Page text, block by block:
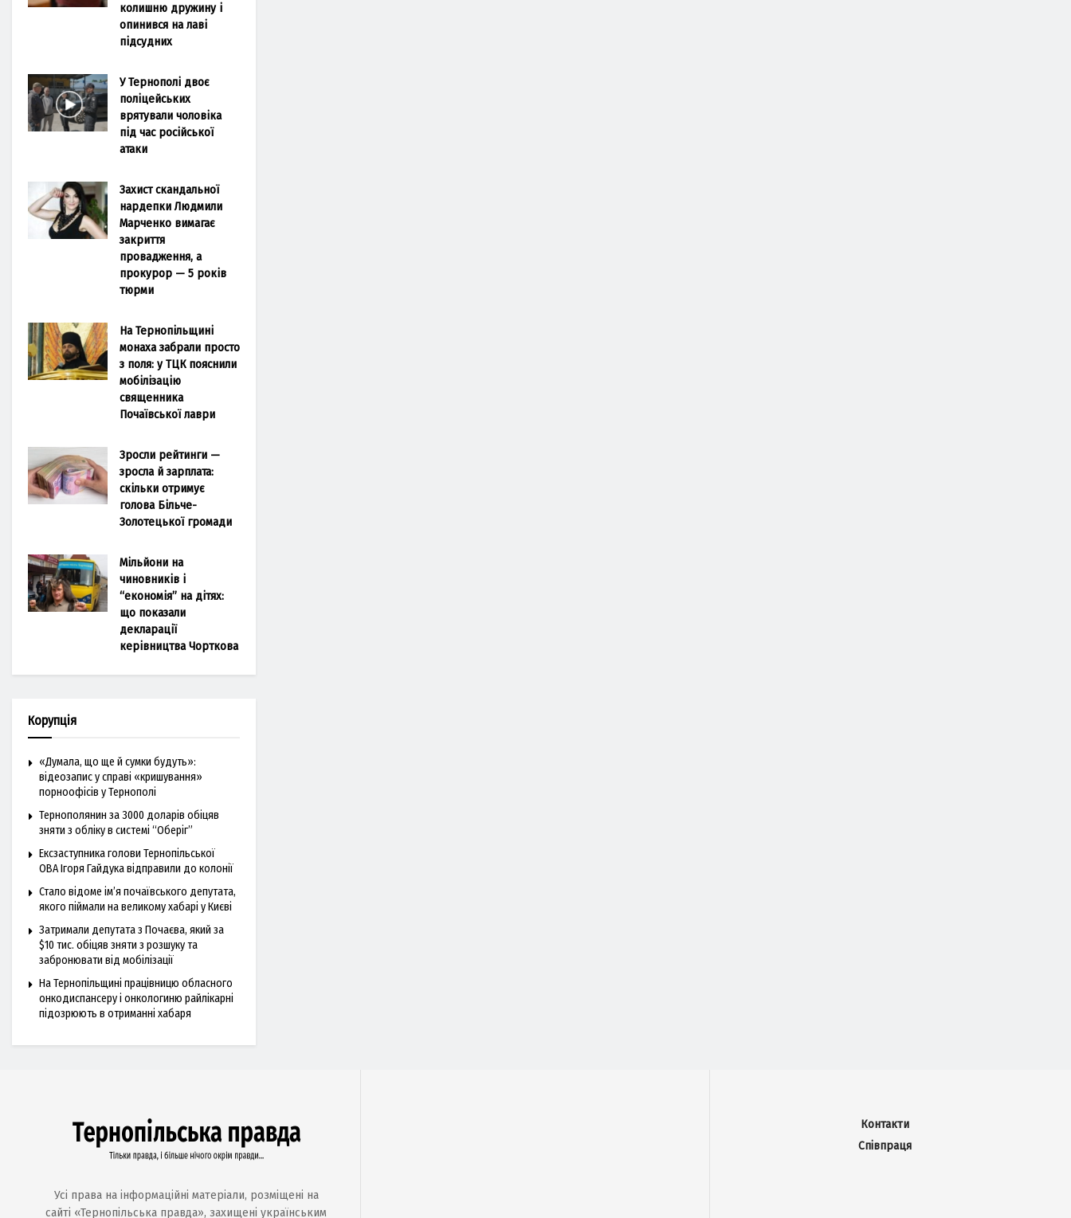
колишню дружину і
опинився на лаві
підсудних
У Тернополі двоє
поліцейських
врятували чоловіка
під час російської
атаки
Захист скандальної
нардепки Людмили
Марченко вимагає
закриття
провадження, а
прокурор — 5 років
тюрми
На Тернопільщині
монаха забрали просто
з поля: у ТЦК пояснили
мобілізацію
священника
Почаївської лаври
Зросли рейтинги —
зросла й зарплата:
скільки отримує
голова Більче-
Золотецької громади
Мільйони на
чиновників і
“економія” на дітях:
що показали
декларації
керівництва Чорткова
Корупція
«Думала, що ще й сумки будуть»:
відеозапис у справі «кришування»
порноофісів у Тернополі
Тернополянин за 3000 доларів обіцяв
зняти з обліку в системі “Оберіг”
Ексзаступника голови Тернопільської
ОВА Ігоря Гайдука відправили до колонії
Стало відоме ім’я почаївського депутата,
якого піймали на великому хабарі у Києві
Затримали депутата з Почаєва, який за
$10 тис. обіцяв зняти з розшуку та
забронювати від мобілізації
На Тернопільщині працівницю обласного
онкодиспансеру і онкологиню райлікарні
підозрюють в отриманні хабаря
Усі права на інформаційні матеріали, розміщені на
сайті «Тернопільська правда», захищені українським
Контакти
Співпраця